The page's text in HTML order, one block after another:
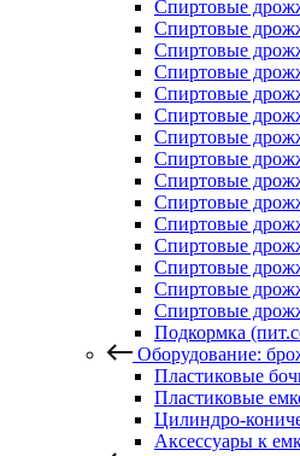
Спиртовые
Спиртовые
Спиртовые
Спиртовые
Спиртовые
Спиртовые
Спиртовые
Спиртовые
Спиртовые
Спиртовые
Спиртовые
Спиртовые
Спиртовые
Спиртовые
Спиртовые
Подкормка
Оборудование:
Пластиковые
Пластиковые
Цилиндро-
Аксессуары к